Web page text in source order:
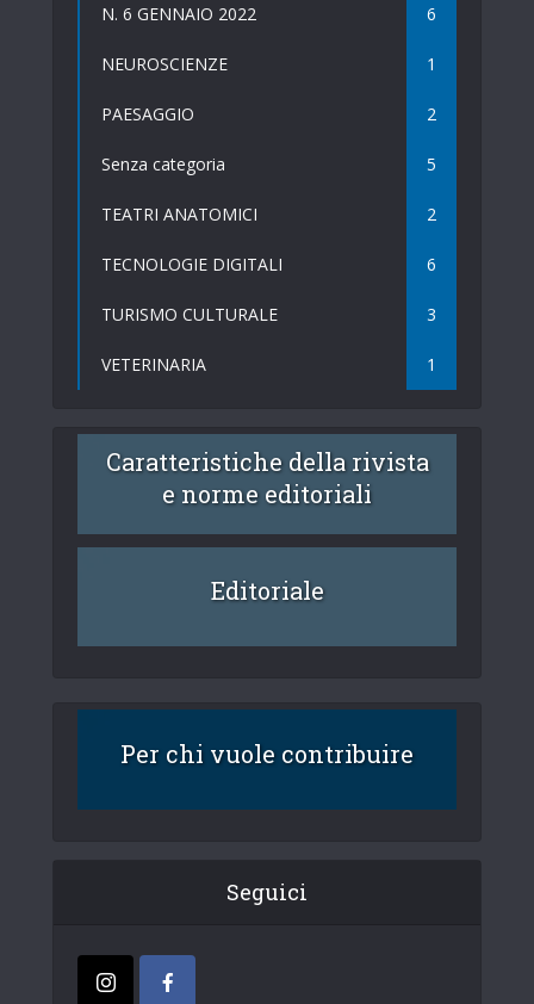
N. 6 GENNAIO 2022 6
NEUROSCIENZE 1
PAESAGGIO 2
Senza categoria 5
TEATRI ANATOMICI 2
TECNOLOGIE DIGITALI 6
TURISMO CULTURALE 3
VETERINARIA 1
Caratteristiche della rivista
e norme editoriali
Editoriale
Per chi vuole contribuire
Seguici